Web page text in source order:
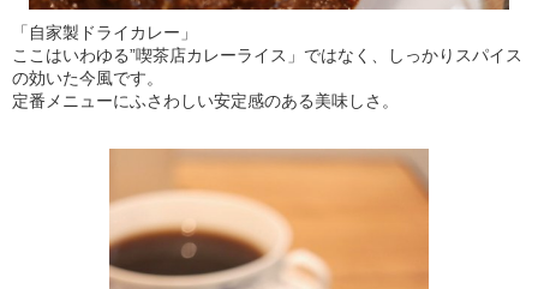
「自家製ドライカレー」
ここはいわゆる”喫茶店カレーライス」ではなく、しっかりスパイス
の効いた今風です。
定番メニューにふさわしい安定感のある美味しさ。